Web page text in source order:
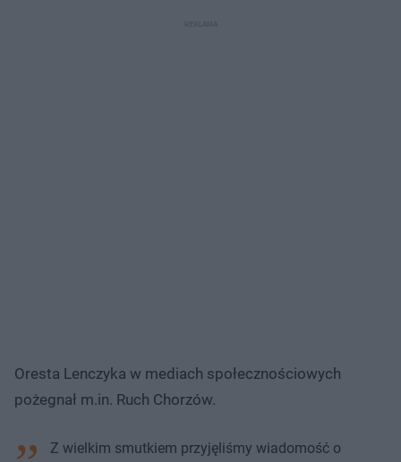
Oresta Lenczyka w mediach społecznościowych
pożegnał m.in. Ruch Chorzów.
Z wielkim smutkiem przyjęliśmy wiadomość o